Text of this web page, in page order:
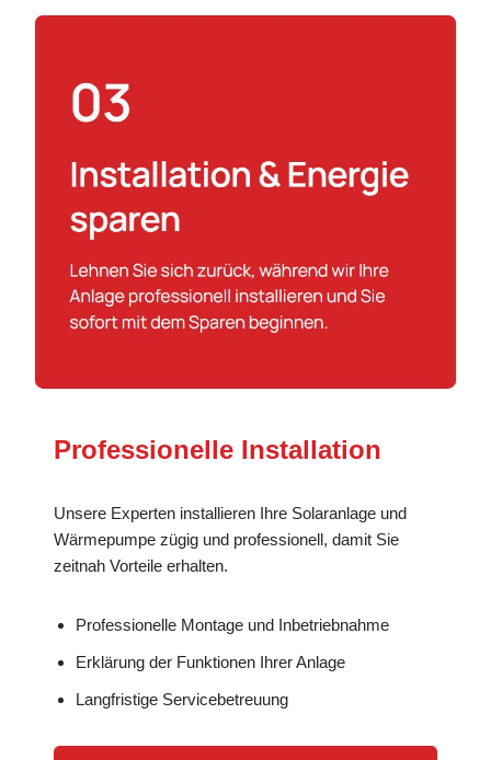
Professionelle Installation
Unsere Experten installieren Ihre Solaranlage und
Wärmepumpe zügig und professionell, damit Sie
zeitnah Vorteile erhalten.
Professionelle Montage und Inbetriebnahme
Erklärung der Funktionen Ihrer Anlage
Langfristige Servicebetreuung